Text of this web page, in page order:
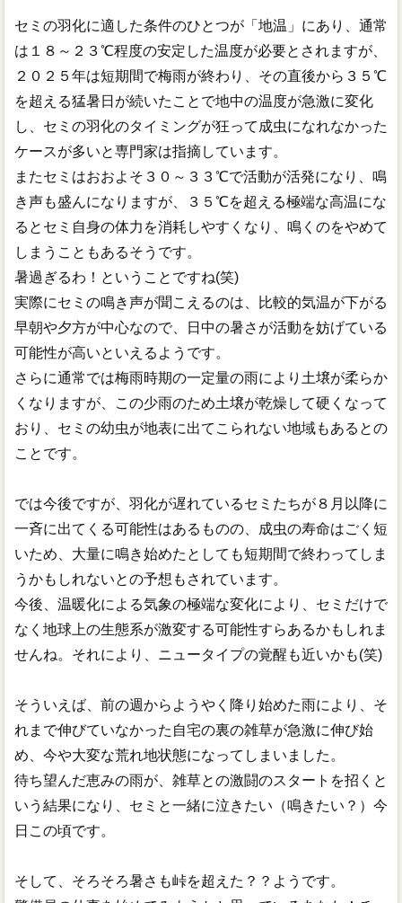
セミの羽化に適した条件のひとつが「地温」にあり、通常
は１８～２３℃程度の安定した温度が必要とされますが、
２０２５年は短期間で梅雨が終わり、その直後から３５℃
を超える猛暑日が続いたことで地中の温度が急激に変化
し、セミの羽化のタイミングが狂って成虫になれなかった
ケースが多いと専門家は指摘しています。
またセミはおおよそ３０～３３℃で活動が活発になり、鳴
き声も盛んになりますが、３５℃を超える極端な高温にな
るとセミ自身の体力を消耗しやすくなり、鳴くのをやめて
しまうこともあるそうです。
暑過ぎるわ！ということですね(笑)
実際にセミの鳴き声が聞こえるのは、比較的気温が下がる
早朝や夕方が中心なので、日中の暑さが活動を妨げている
可能性が高いといえるようです。
さらに通常では梅雨時期の一定量の雨により土壌が柔らか
くなりますが、この少雨のため土壌が乾燥して硬くなって
おり、セミの幼虫が地表に出てこられない地域もあるとの
ことです。
では今後ですが、羽化が遅れているセミたちが８月以降に
一斉に出てくる可能性はあるものの、成虫の寿命はごく短
いため、大量に鳴き始めたとしても短期間で終わってしま
うかもしれないとの予想もされています。
今後、温暖化による気象の極端な変化により、セミだけで
なく地球上の生態系が激変する可能性すらあるかもしれま
せんね。それにより、ニュータイプの覚醒も近いかも(笑)
そういえば、前の週からようやく降り始めた雨により、そ
れまで伸びていなかった自宅の裏の雑草が急激に伸び始
め、今や大変な荒れ地状態になってしまいました。
待ち望んだ恵みの雨が、雑草との激闘のスタートを招くと
いう結果になり、セミと一緒に泣きたい（鳴きたい？）今
日この頃です。
そして、そろそろ暑さも峠を超えた？？ようです。